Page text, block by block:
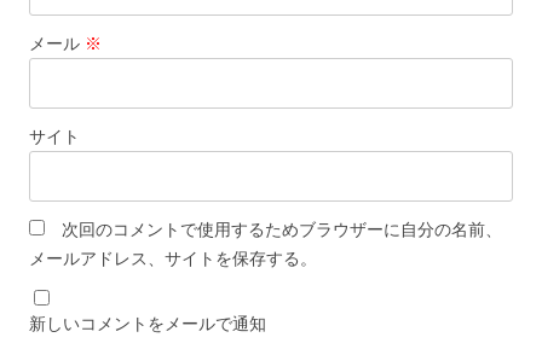
メール ※
サイト
次回のコメントで使用するためブラウザーに自分の名前、
メールアドレス、サイトを保存する。
新しいコメントをメールで通知